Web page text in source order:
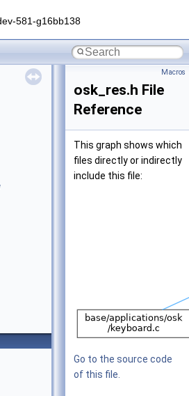
581-g16bb138
Macros
osk_res.h File
Reference
This graph shows which
files directly or indirectly
include this file:
Go to the source code
of this file.